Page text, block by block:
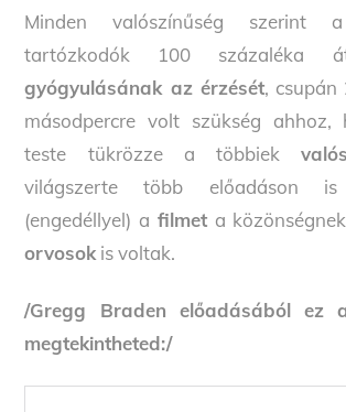
Minden valószínűség szerint a
tartózkodók 100 százaléka
gyógyulásának az érzését, csupán
másodpercre volt szükség
teste tükrözze a többiek
világszerte több előadáson is
(engedéllyel) a filmeta
orvosokis voltak.
/Gregg Braden előadásából ez
megtekintheted:/